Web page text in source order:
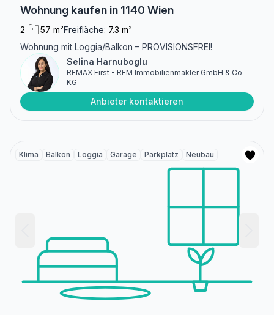
Wohnung kaufen in 1140 Wien
2 57 m²Freifläche: 7.3 m²
Wohnung mit Loggia/Balkon – PROVISIONSFREI!
Selina Harnuboglu
REMAX First - REM Immobilienmakler GmbH & Co
KG
Anbieter kontaktieren
Klima Balkon Loggia Garage Parkplatz Neubau